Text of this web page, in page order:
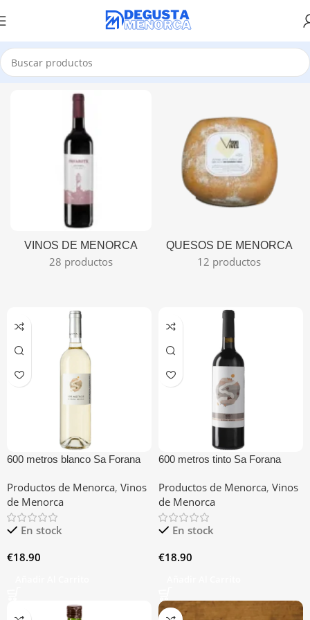
VINOS DE MENORCA
28 productos
QUESOS DE MENORCA
12 productos
600 metros blanco Sa Forana
Productos de Menorca, Vinos
de Menorca
En stock
€18.90
600 metros tinto Sa Forana
Productos de Menorca, Vinos
de Menorca
En stock
€18.90